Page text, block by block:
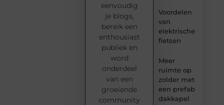
Voordelen
van
elektrische
fietsen
Meer
ruimte op
zolder met
een prefab
dakkapel
eenvoudig
je blogs,
bereik een
enthousiast
publiek en
word
onderdeel
van een
groeiende
community